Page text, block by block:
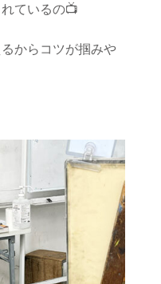
ているの📺
からコツが掴みや